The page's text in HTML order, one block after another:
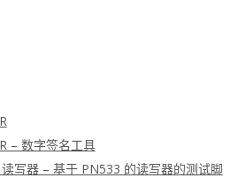
– 数字签名工具
写器 – 基于 PN533 的读写器的测试脚